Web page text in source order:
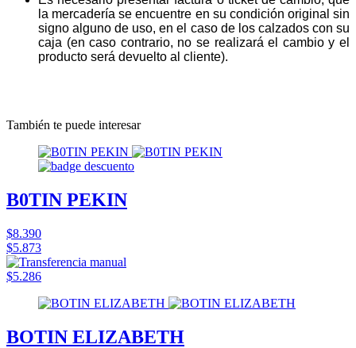
la mercadería se encuentre en su condición original sin
signo alguno de uso, en el caso de los calzados con su
caja (en caso contrario, no se realizará el cambio y el
producto será devuelto al cliente).
También te puede interesar
B0TIN PEKIN
$8.390
$5.873
$5.286
BOTIN ELIZABETH